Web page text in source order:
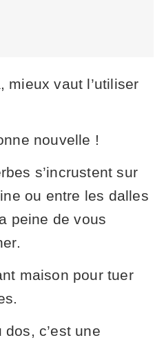
mieux vaut l’utiliser
nouvelle !
s’incrustent sur
ou entre les dalles
peine de vous
maison pour tuer
c’est une